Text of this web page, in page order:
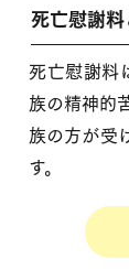
死亡慰謝料
死亡慰謝料
族の精神的
族の方が受
す。